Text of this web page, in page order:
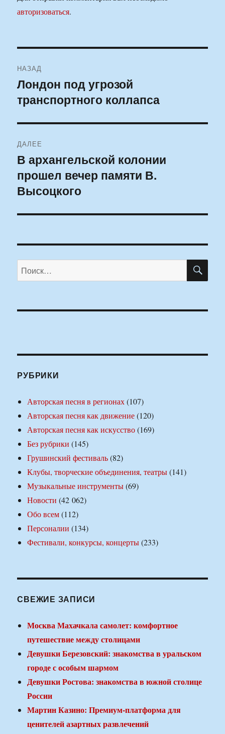
авторизоваться.
по
записям
НАЗАД
Предыдущая
запись:
Лондон под угрозой
транспортного коллапса
ДАЛЕЕ
Следующая
запись:
В архангельской колонии
прошел вечер памяти В.
Высоцкого
Искать:
РУБРИКИ
Авторская песня в регионах(107)
Авторская песня как движение(120)
Авторская песня как искусство(169)
Без рубрики (145)
Грушинский фестиваль(82)
Клубы, творческие объединения, театры(141)
Музыкальные инструменты(69)
Новости (42 062)
Обо всем(112)
Персоналии (134)
Фестивали, конкурсы, концерты(233)
СВЕЖИЕ ЗАПИСИ
Москва Махачкала самолет: комфортное
путешествие между столицами
Девушки Березовский: знакомства в уральском
городе с особым шармом
Девушки Ростова: знакомства в южной столице
России
Мартин Казино: Премиум-платформа для
ценителей азартных развлечений